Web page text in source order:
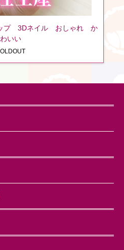
ップ 3Dネイル おしゃれ か
わいい